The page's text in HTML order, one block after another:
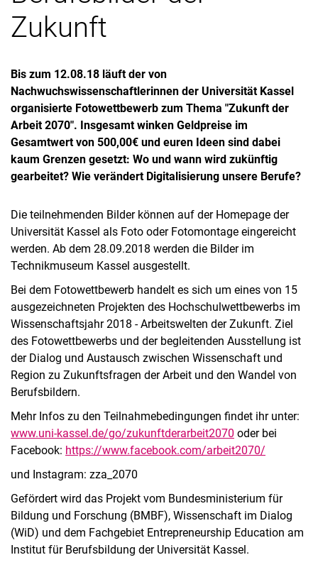
Zukunft
Bis zum 12.08.18 läuft der von
Nachwuchswissenschaftlerinnen der Universität Kassel
organisierte Fotowettbewerb zum Thema "Zukunft der
Arbeit 2070". Insgesamt winken Geldpreise im
Gesamtwert von 500,00€ und euren Ideen sind dabei
kaum Grenzen gesetzt: Wo und wann wird zukünftig
gearbeitet? Wie verändert Digitalisierung unsere Berufe?
Die teilnehmenden Bilder können auf der Homepage der
Universität Kassel als Foto oder Fotomontage eingereicht
werden. Ab dem 28.09.2018 werden die Bilder im
Technikmuseum Kassel ausgestellt.
Bei dem Fotowettbewerb handelt es sich um eines von 15
ausgezeichneten Projekten des Hochschulwettbewerbs im
Wissenschaftsjahr 2018 - Arbeitswelten der Zukunft. Ziel
des Fotowettbewerbs und der begleitenden Ausstellung ist
der Dialog und Austausch zwischen Wissenschaft und
Region zu Zukunftsfragen der Arbeit und den Wandel von
Berufsbildern.
Mehr Infos zu den Teilnahmebedingungen findet ihr unter:
www.uni-kassel.de/go/zukunftderarbeit2070 oder bei
Facebook: https://www.facebook.com/arbeit2070/
und Instagram: zza_2070
Gefördert wird das Projekt vom Bundesministerium für
Bildung und Forschung (BMBF), Wissenschaft im Dialog
(WiD) und dem Fachgebiet Entrepreneurship Education am
Institut für Berufsbildung der Universität Kassel.